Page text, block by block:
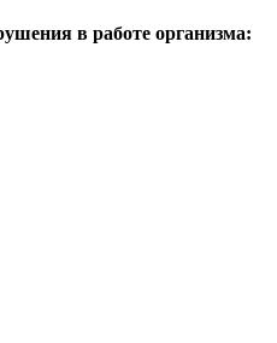
в работе организма: